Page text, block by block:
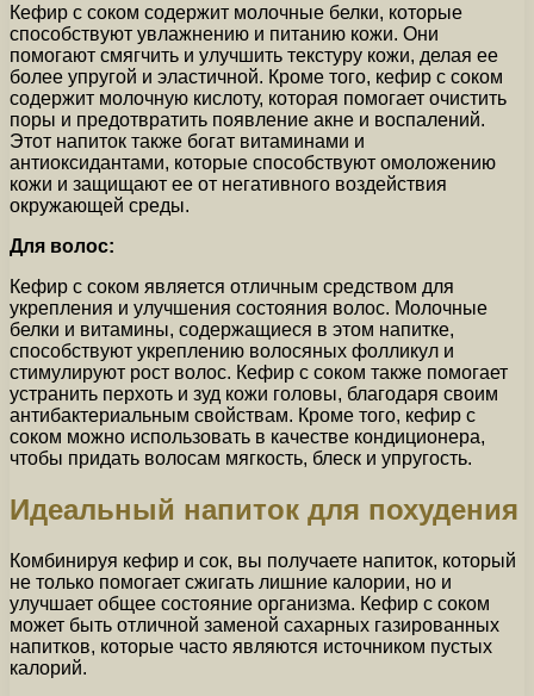
Кефир с соком содержит молочные белки, которые
способствуют увлажнению и питанию кожи. Они
помогают смягчить и улучшить текстуру кожи, делая ее
более упругой и эластичной. Кроме того, кефир с соком
содержит молочную кислоту, которая помогает очистить
поры и предотвратить появление акне и воспалений.
Этот напиток также богат витаминами и
антиоксидантами, которые способствуют омоложению
кожи и защищают ее от негативного воздействия
окружающей среды.
Для волос:
Кефир с соком является отличным средством для
укрепления и улучшения состояния волос. Молочные
белки и витамины, содержащиеся в этом напитке,
способствуют укреплению волосяных фолликул и
стимулируют рост волос. Кефир с соком также помогает
устранить перхоть и зуд кожи головы, благодаря своим
антибактериальным свойствам. Кроме того, кефир с
соком можно использовать в качестве кондиционера,
чтобы придать волосам мягкость, блеск и упругость.
Идеальный напиток для похудения
Комбинируя кефир и сок, вы получаете напиток, который
не только помогает сжигать лишние калории, но и
улучшает общее состояние организма. Кефир с соком
может быть отличной заменой сахарных газированных
напитков, которые часто являются источником пустых
калорий.